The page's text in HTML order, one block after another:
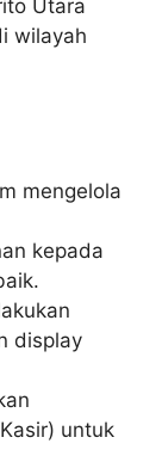
Utara
wilayah
mengelola
kepada
display
untuk